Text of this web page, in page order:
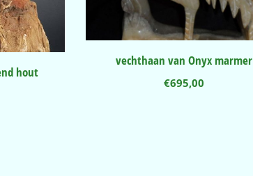
hout
vechthaan van Onyx marmer
€695,00